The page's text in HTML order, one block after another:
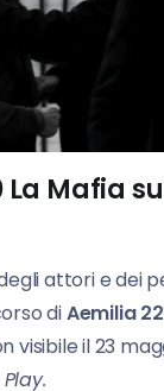
Mafia
attori e dei
diAemilia
visibile il 23